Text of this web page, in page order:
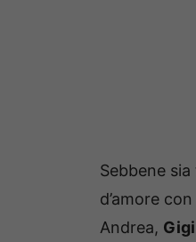
Sebbene
d’amore
Andrea,